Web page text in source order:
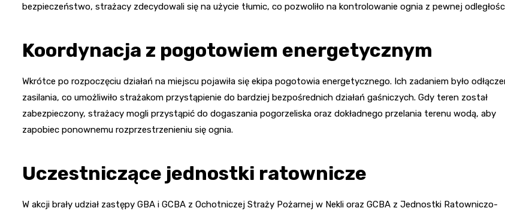
bezpieczeństwo, strażacy zdecydowali się na użycie tłumic, co pozwoliło na kontrolowanie ognia z pewnej
Koordynacja z pogotowiem energetycznym
Wkrótce po rozpoczęciu działań na miejscu pojawiła się ekipa pogotowia energetycznego. Ich zadaniem było
zasilania, co umożliwiło strażakom przystąpienie do bardziej bezpośrednich działań gaśniczych. Gdy teren został
zabezpieczony, strażacy mogli przystąpić do dogaszania pogorzeliska oraz dokładnego przelania terenu wodą, aby
zapobiec ponownemu rozprzestrzenieniu się ognia.
Uczestniczące jednostki ratownicze
W akcji brały udział zastępy GBA i GCBA z Ochotniczej Straży Pożarnej w Nekli oraz GCBA z Jednostki Ratowniczo-